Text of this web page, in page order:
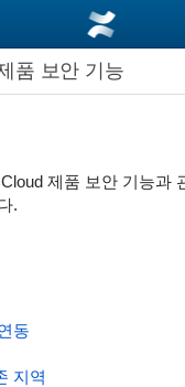
품 보안 기능
제품 보안 기능과
.
동
지역